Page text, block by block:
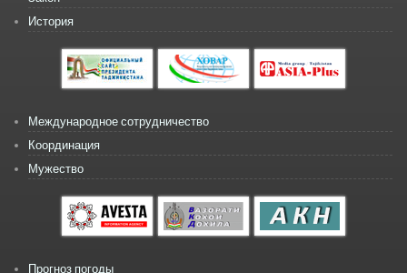
История
Международное сотрудничество
Координация
Мужество
Прогноз погоды